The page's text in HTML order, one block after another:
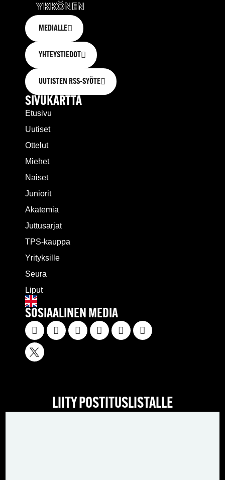
MEDIALLE
YHTEYSTIEDOT
UUTISTEN RSS-SYÖTE
SIVUKARTTA
Etusivu
Uutiset
Ottelut
Miehet
Naiset
Juniorit
Akatemia
Juttusarjat
TPS-kauppa
Yrityksille
Seura
Liput
SOSIAALINEN MEDIA
LIITY POSTITUSLISTALLE